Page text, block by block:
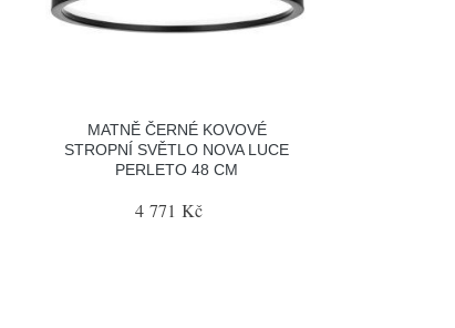
MATNĚ ČERNÉ KOVOVÉ
STROPNÍ SVĚTLO NOVA LUCE
PERLETO 48 CM
4 771 Kč